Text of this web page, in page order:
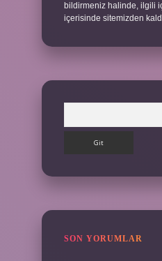
bildirmeniz halinde, ilgili
içerisinde sitemizden
SON YORUMLAR